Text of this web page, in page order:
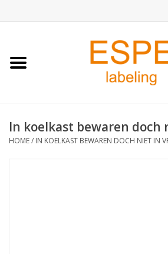
Home
Retail
In koelkast bewaren doch
HOME/ IN KOELKAST BEWAREN DOCH NIET IN